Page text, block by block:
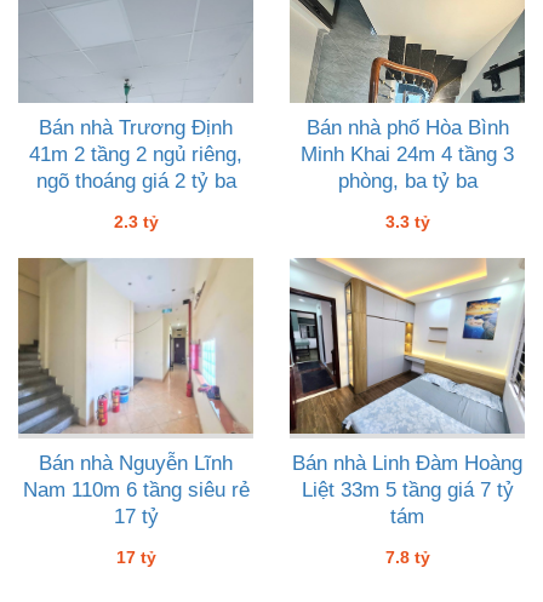
Bán nhà Trương Định
41m 2 tầng 2 ngủ riêng,
ngõ thoáng giá 2 tỷ ba
2.3 tỷ
Bán nhà phố Hòa Bình
Minh Khai 24m 4 tầng 3
phòng, ba tỷ ba
3.3 tỷ
Bán nhà Nguyễn Lĩnh
Nam 110m 6 tầng siêu rẻ
17 tỷ
17 tỷ
Bán nhà Linh Đàm Hoàng
Liệt 33m 5 tầng giá 7 tỷ
tám
7.8 tỷ